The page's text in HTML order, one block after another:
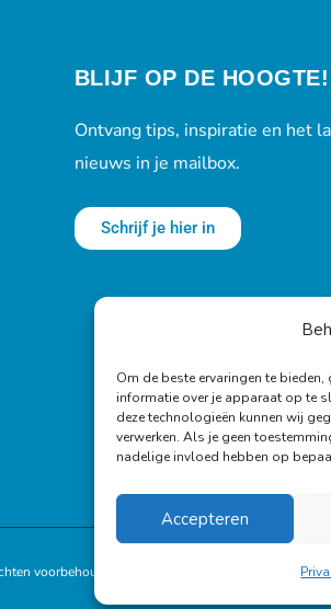
Om de beste ervaringen te
informatie over je apparaat op te
deze technologieën kunnen wij
verwerken. Als je geen
nadelige invloed hebben op
Accepteren
BLIJF OP DE HOOGTE!
Ontvang tips, inspiratie en het
nieuws in je mailbox.
Schrijf je hier in
voorbehouden.